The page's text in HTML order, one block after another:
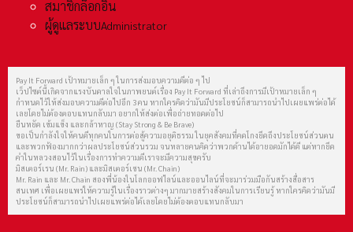
สมาชิกล็อกอิน
ผู้ดูแลระบบAdministrator
Pay It Forward เป้าหมายเล็ก ๆ ในการส่งมอบความดีต่อ ๆ ไป
เว็ปไซต์นี้เกิดจากแรงบันดาลใจในภาพยนต์เรื่อง Pay It Forward ที่เล่าถึงการมีเป้าหมายเล็ก ๆ
กำหนดไว้ให้ส่งมอบความดีต่อไปอีก 3 คน หากใครคิดว่ามันมีประโยชน์ก็สามารถนำไปเผยแพร่ต่อได้
เลยโดยไม่ต้องตอบแทนกลับมา อยากให้ส่งต่อเพื่อถ่ายทอดต่อไป
ยืนหยัด เข้มแข็ง และกล้าหาญ (Stay Strong & Be Brave)
ขอเป็นกำลังใจให้คนดีทุกคนในการต่อสู้ความอยุติธรรม ในยุคสังคมที่คดโกงยึดถึงประโยชน์ส่วนตน
และพวกฟ้องมากกว่าผลประโยชน์ส่วนรวม จนหลายคนคิดว่าพวกด้านได้อายอดมักได้ดี แต่หากยึด
คำในหลวงสอนไว้ในเรื่องการทำความดีเราจะมีความสุขครับ
มิสเตอร์เรน (Mr. Rain) และมิสเตอร์เชน (Mr. Chain)
Mr. Rain และ Mr. Chain สองพี่น้องในโลกออฟไลน์และออนไลน์ที่จะมาร่วมมือกันสร้างสื่อสาร
สนเทศ เพื่อเผยแพร่ให้ความรู้ในเรื่องราวต่างๆ มากมายสร้างสังคมในการเรียนรู้ หากใครคิดว่ามันมี
ประโยชน์ก็สามารถนำไปเผยแพร่ต่อได้เลยโดยไม่ต้องตอบแทนกลับมา